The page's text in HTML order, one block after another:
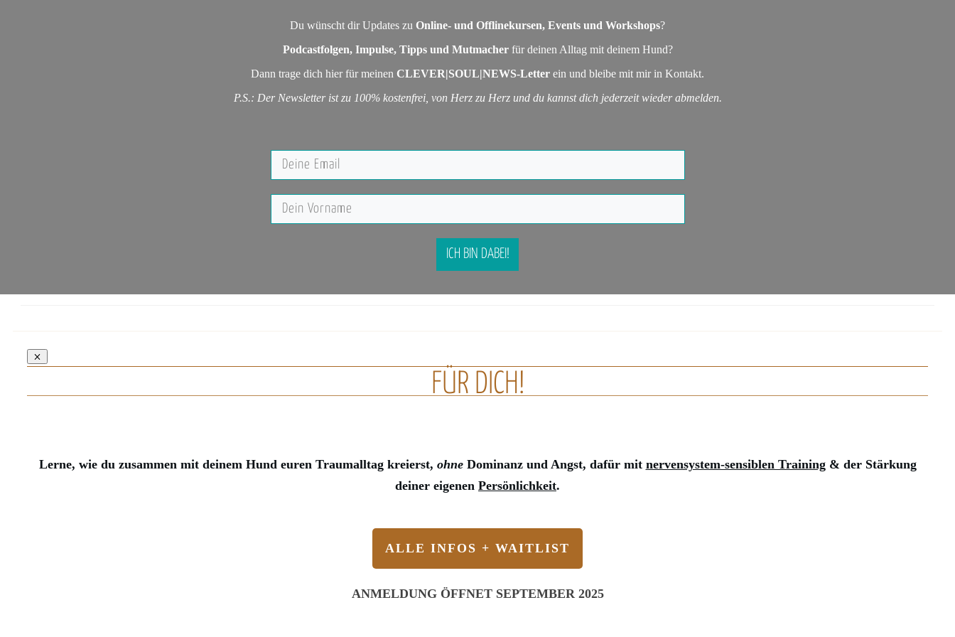
Du wünscht dir Updates zu Online- und Offlinekursen, Events und Workshops?
Podcastfolgen, Impulse, Tipps und Mutmacherfür deinen Alltag mit deinem Hund?
Dann trage dich hier für meinen CLEVER|SOUL|NEWS-Letter ein und bleibe mit mir in Kontakt.
P.S.: Der Newsletter ist zu 100% kostenfrei, von Herz zu Herz und du kannst dich jederzeit wieder abmelden.
ICH BIN DABEI!
FÜR DICH!
Lerne, wie du zusammen mit deinem Hund euren Traumalltag kreierst, ohne Dominanz und Angst, dafür mit nervensystem-sensiblen Training& der Stärkung
deiner eigenen Persönlichkeit.
ALLE INFOS + WAITLIST
ANMELDUNG ÖFFNET SEPTEMBER 2025